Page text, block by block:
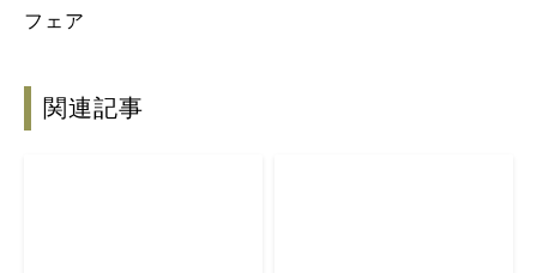
フェア
関連記事